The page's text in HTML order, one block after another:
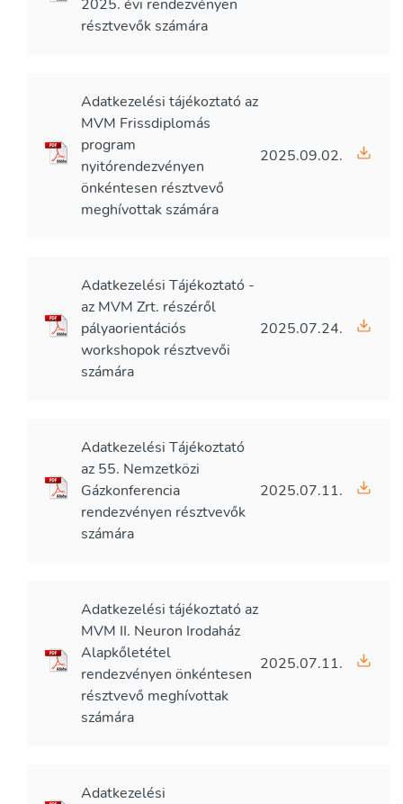
2025. évi rendezvényen
résztvevők számára
Adatkezelési tájékoztató az
MVM Frissdiplomás
program
nyitórendezvényen
önkéntesen résztvevő
meghívottak számára
2025.09.02.
Adatkezelési Tájékoztató -
az MVM Zrt. részéről
pályaorientációs
workshopok résztvevői
számára
2025.07.24.
Adatkezelési Tájékoztató
az 55. Nemzetközi
Gázkonferencia
rendezvényen résztvevők
számára
2025.07.11.
Adatkezelési tájékoztató az
MVM II. Neuron Irodaház
Alapkőletétel
rendezvényen önkéntesen
résztvevő meghívottak
számára
2025.07.11.
Adatkezelési